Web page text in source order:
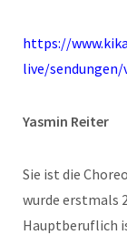
https://
live/
Yasmin Reiter
Sie ist die
wurde erstmals
Hauptberuflich